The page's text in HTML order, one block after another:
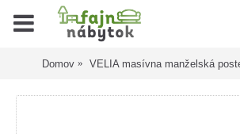
Domov VELIA masívna manželská